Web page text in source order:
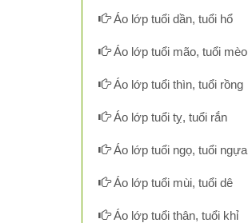
Áo lớp tuổi dần, tuổi hổ
Áo lớp tuổi mão, tuổi mèo
Áo lớp tuổi thìn, tuổi rồng
Áo lớp tuổi tỵ, tuổi rắn
Áo lớp tuổi ngọ, tuổi ngựa
Áo lớp tuổi mùi, tuổi dê
Áo lớp tuổi thân, tuổi khỉ